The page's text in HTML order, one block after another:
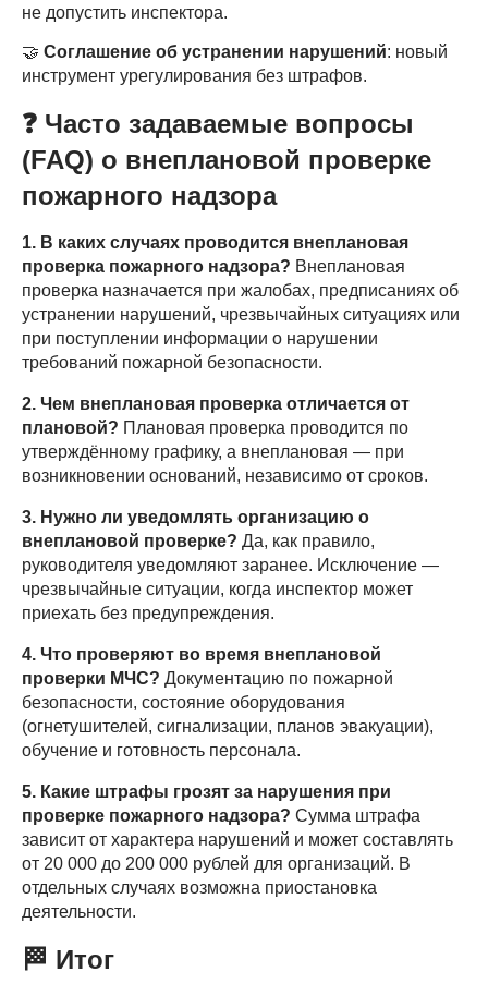
не допустить инспектора.
🤝 Соглашение об устранении нарушений: новый
инструмент урегулирования без штрафов.
❓ Часто задаваемые вопросы
(FAQ) о внеплановой проверке
пожарного надзора
1. В каких случаях проводится внеплановая
проверка пожарного надзора? Внеплановая
проверка назначается при жалобах, предписаниях об
устранении нарушений, чрезвычайных ситуациях или
при поступлении информации о нарушении
требований пожарной безопасности.
2. Чем внеплановая проверка отличается от
плановой? Плановая проверка проводится по
утверждённому графику, а внеплановая — при
возникновении оснований, независимо от сроков.
3. Нужно ли уведомлять организацию о
внеплановой проверке? Да, как правило,
руководителя уведомляют заранее. Исключение —
чрезвычайные ситуации, когда инспектор может
приехать без предупреждения.
4. Что проверяют во время внеплановой
проверки МЧС? Документацию по пожарной
безопасности, состояние оборудования
(огнетушителей, сигнализации, планов эвакуации),
обучение и готовность персонала.
5. Какие штрафы грозят за нарушения при
проверке пожарного надзора? Сумма штрафа
зависит от характера нарушений и может составлять
от 20 000 до 200 000 рублей для организаций. В
отдельных случаях возможна приостановка
деятельности.
🏁 Итог